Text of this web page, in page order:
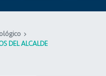
DEL ALCALDE